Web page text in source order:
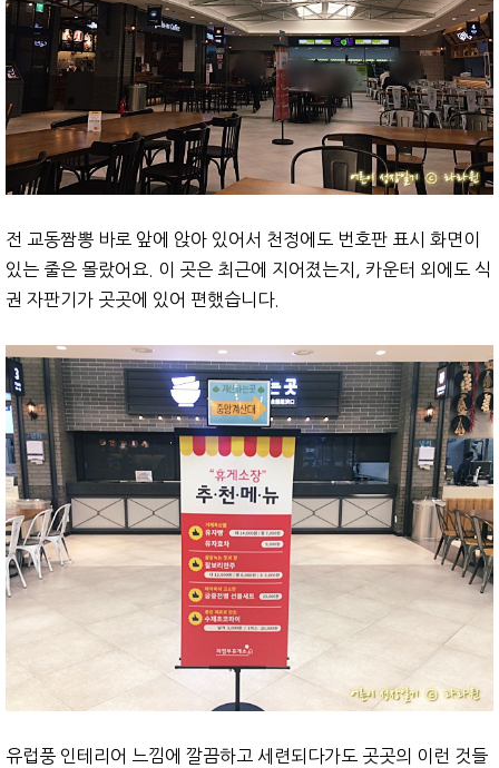
전 교동짬뽕 바로 앞에 앉아 있어서 천정에도 번호판 표시 화면이
있는 줄은 몰랐어요. 이 곳은 최근에 지어졌는지, 카운터 외에도 식
권 자판기가 곳곳에 있어 편했습니다.
유럽풍 인테리어 느낌에 깔끔하고 세련되다가도 곳곳의 이런 것들